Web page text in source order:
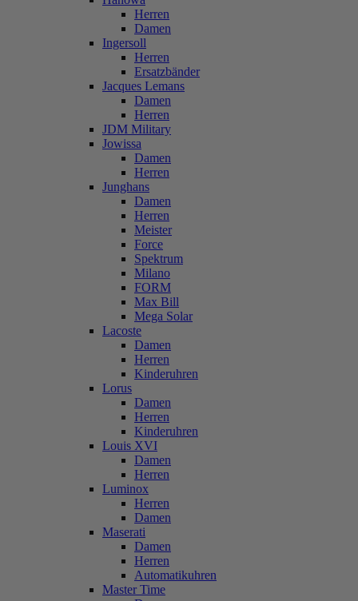
Herren
Damen
Ingersoll
Herren
Ersatzbänder
Jacques Lemans
Damen
Herren
JDM Military
Jowissa
Damen
Herren
Junghans
Damen
Herren
Meister
Force
Spektrum
Milano
FORM
Max Bill
Mega Solar
Lacoste
Damen
Herren
Kinderuhren
Lorus
Damen
Herren
Kinderuhren
Louis XVI
Damen
Herren
Luminox
Herren
Damen
Maserati
Damen
Herren
Automatikuhren
Master Time